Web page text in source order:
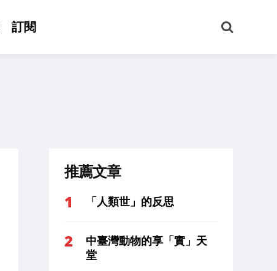
訂閱
尋
推薦文章
「人類世」的反思
中臺灣動物的享「實」天
堂